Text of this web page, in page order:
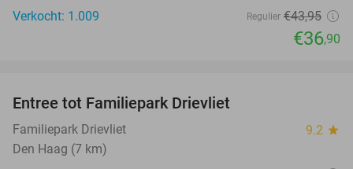
Verkocht: 1.009
Regulier €43,95
€36,90
Entree tot Familiepark Drievliet
Familiepark Drievliet 9.2 star
Den Haag (7 km)